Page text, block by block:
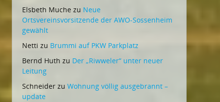
Elsbeth Muche zu Neue
Ortsvereinsvorsitzende der AWO-Sossenheim
gewählt
Netti zu Brummi auf PKW Parkplatz
Bernd Huth zu Der „Riwweler“ unter neuer
Leitung
Schneider zu Wohnung völlig ausgebrannt –
update